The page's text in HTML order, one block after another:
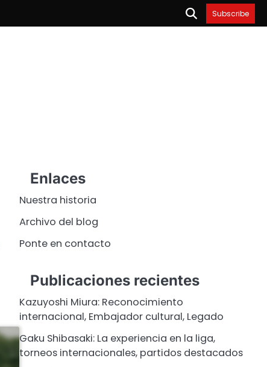
Subscribe
Enlaces
Nuestra historia
Archivo del blog
Ponte en contacto
Publicaciones recientes
Kazuyoshi Miura: Reconocimiento
internacional, Embajador cultural, Legado
Gaku Shibasaki: La experiencia en la liga,
torneos internacionales, partidos destacados